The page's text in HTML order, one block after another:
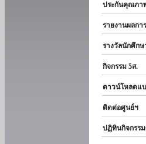
ประกันคุณภา
รายงานผลกา
รางวัลนักศึกษ
กิจกรรม 5ส.
ดาวน์โหลดแ
ติดต่อศูนย์ฯ
ปฏิทินกิจกรรม